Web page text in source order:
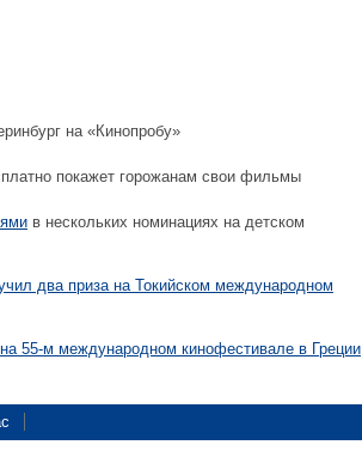
на «Кинопробу»
покажет горожанам свои фильмы
в нескольких номинациях на детском
два приза на Токийском международном
на 55-м международном кинофестивале в Греции